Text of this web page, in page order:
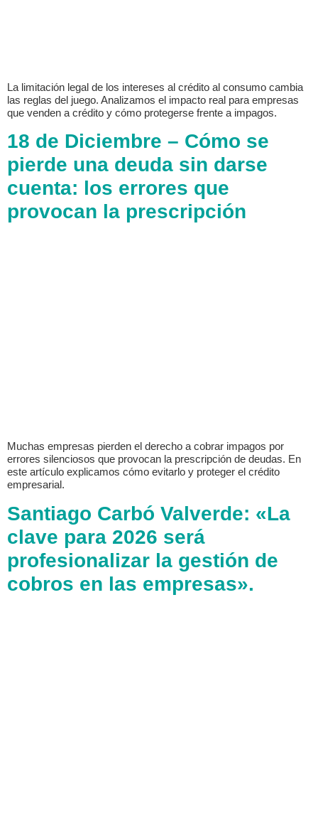
La limitación legal de los intereses al crédito al consumo cambia
las reglas del juego. Analizamos el impacto real para empresas
que venden a crédito y cómo protegerse frente a impagos.
18 de Diciembre – Cómo se
pierde una deuda sin darse
cuenta: los errores que
provocan la prescripción
Muchas empresas pierden el derecho a cobrar impagos por
errores silenciosos que provocan la prescripción de deudas. En
este artículo explicamos cómo evitarlo y proteger el crédito
empresarial.
Santiago Carbó Valverde: «La
clave para 2026 será
profesionalizar la gestión de
cobros en las empresas».